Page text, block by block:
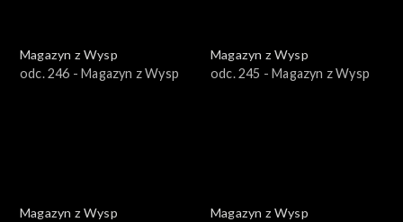
Magazyn z Wysp
odc. 246 - Magazyn z Wysp
Magazyn z Wysp
odc. 245 - Magazyn z Wysp
Magazyn z Wysp
Magazyn z Wysp